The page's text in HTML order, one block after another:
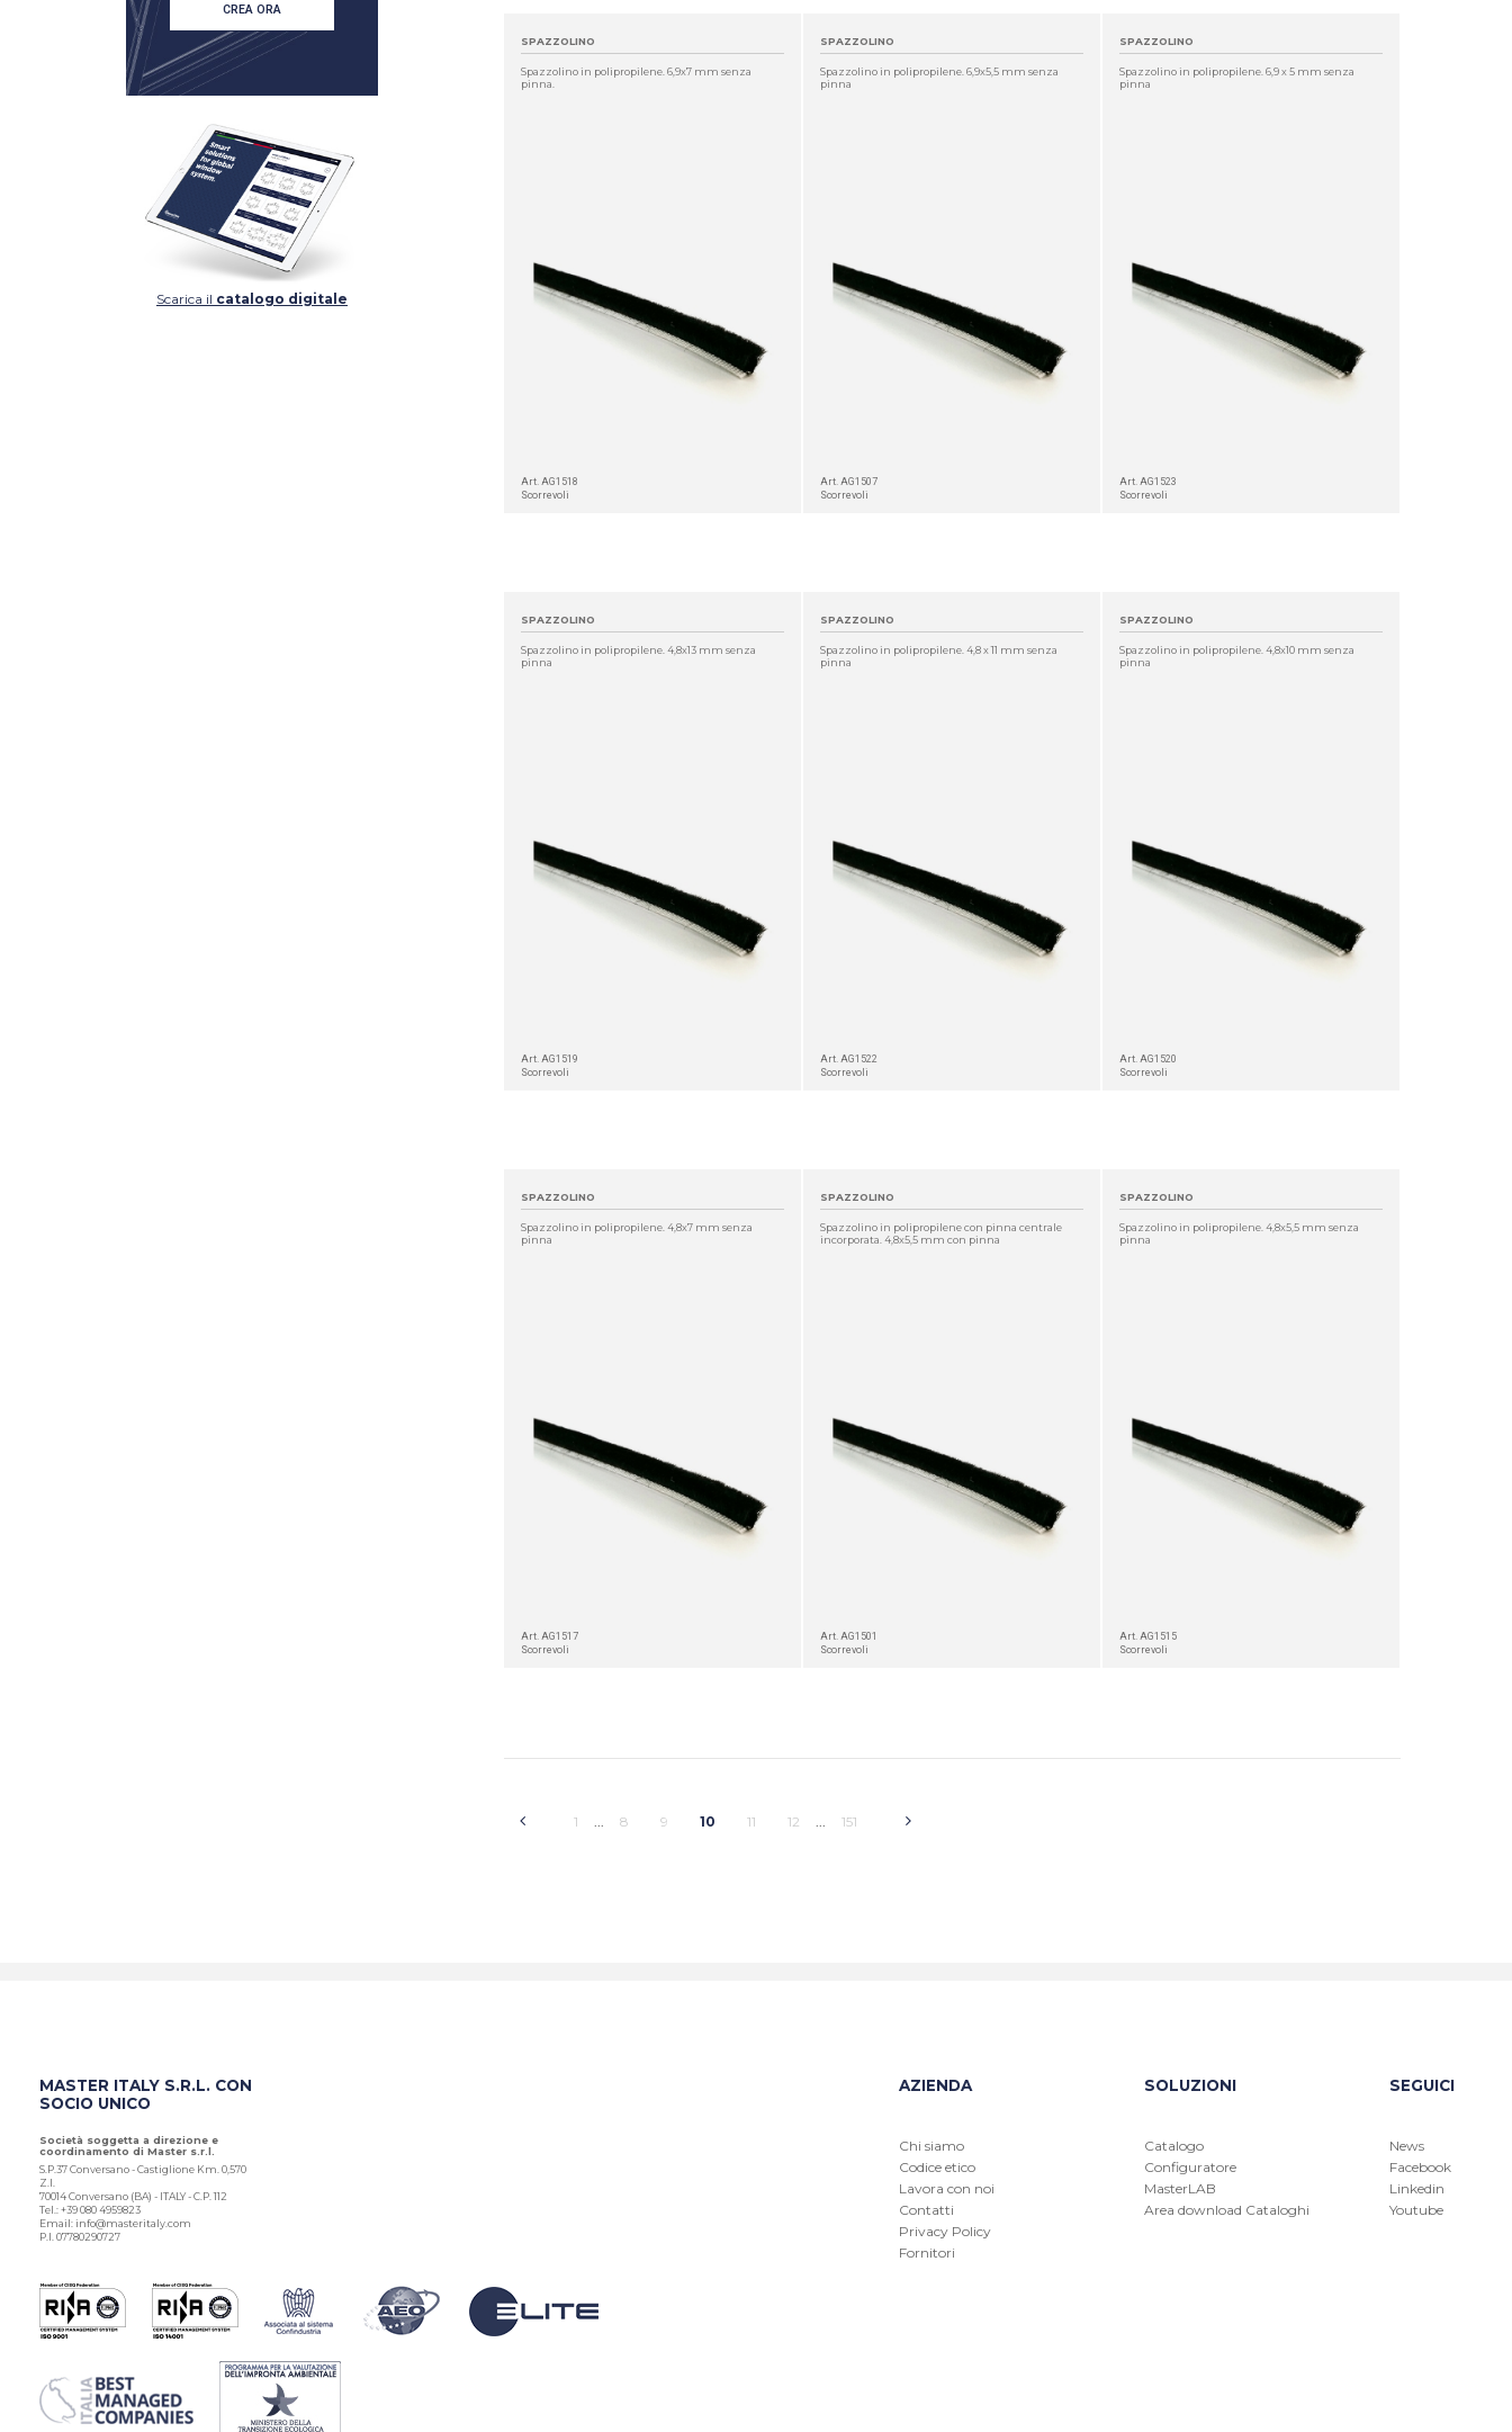
CREA ORA
Scarica il catalogo digitale
SPAZZOLINO
Spazzolino in polipropilene. 6,9x7 mm senza
pinna.
Art. AG1518
Scorrevoli
SPAZZOLINO
Spazzolino in polipropilene. 6,9x5,5 mm senza
pinna
Art. AG1507
Scorrevoli
SPAZZOLINO
Spazzolino in polipropilene. 6,9 x 5 mm senza
pinna
Art. AG1523
Scorrevoli
SPAZZOLINO
Spazzolino in polipropilene. 4,8x13 mm senza
pinna
Art. AG1519
Scorrevoli
SPAZZOLINO
Spazzolino in polipropilene. 4,8 x 11 mm senza
pinna
Art. AG1522
Scorrevoli
SPAZZOLINO
Spazzolino in polipropilene. 4,8x10 mm senza
pinna
Art. AG1520
Scorrevoli
SPAZZOLINO
Spazzolino in polipropilene. 4,8x7 mm senza
pinna
Art. AG1517
Scorrevoli
SPAZZOLINO
Spazzolino in polipropilene con pinna centrale
incorporata. 4,8x5,5 mm con pinna
Art. AG1501
Scorrevoli
SPAZZOLINO
Spazzolino in polipropilene. 4,8x5,5 mm senza
pinna
Art. AG1515
Scorrevoli
1 8 9 10 11 12 151
MASTER ITALY S.R.L. CON
SOCIO UNICO
Società soggetta a direzione e
coordinamento di Master s.r.l.
S.P.37 Conversano - Castiglione Km. 0,570
Z.I.
70014 Conversano (BA) - ITALY - C.P. 112
Tel.: +39 080 4959823
Email: info@masteritaly.com
P.I. 07780290727
AZIENDA
Chi siamo
Codice etico
Lavora con noi
Contatti
Privacy Policy
Fornitori
SOLUZIONI
Catalogo
Configuratore
MasterLAB
Area download Cataloghi
SEGUICI
News
Facebook
Linkedin
Youtube